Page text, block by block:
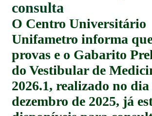
consulta
O Centro Universitário
Unifametro informa
provas e o Gabarito
do Vestibular de
2026.1, realizado no dia
dezembro de 2025, já